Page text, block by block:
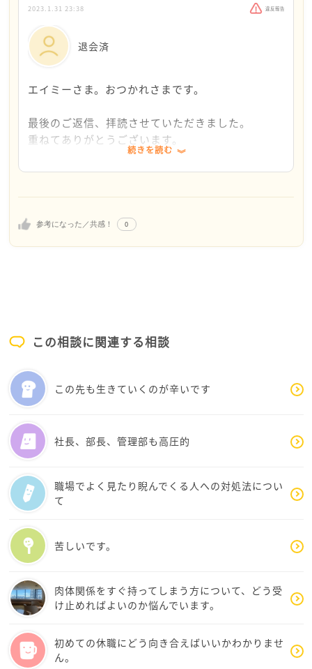
参考になった／共感！ 0
ご家族は、たいへんながらも、そのたいへんさを皆
で分かつことを受け容れ、かつ、一番大切なそして
大好きなお母さんの力になれることが、大きなひと
つの歓びでもあるような気がしてなりません。
それは、『援助を与える者が、最も援助を受ける』
という意味合いだそうです。
持ち、両方せめぎ合っているかもしれません。
ょうか。
んが元気になってくれた！
（お子さんの満面の笑顔を勝手に想像しておりま
す）
また、こちらの素人考えに過ぎないものを、エイミ
ーさんが受け留めてくださる素直さ・謙虚さをお持
ちでおられることにも、胸を打たれる思いでした。
お言葉をそのままお返しするようで恐縮ですが、こ
ちらこそ、セラピーに匹敵するご返答をいただいた
気持ちでおります。
いろいろ学ばせていただき、本当にどうもありがと
うございました
く伝えました。
仕事の負荷を下げる動きはしながらも、それがすぐ
には叶わない今現在は、まず家族への感謝を伝え続
けたいと思います。前向きな言葉を発することで、
また、頂戴した「中庸」という言葉を頭の片隅にお
日までよりは少し良い塩梅で過ごせたような気がし
ます。
自分がヘルパーになって還元できるよう、健康と中
庸を目指していきます。
これからもLichtさまのご健康と、益々のご活躍を
お祈りしております。
2023.1.31 23:38 違反報告
退会済
エイミーさま。おつかれさまです。
最後のご返信、拝読させていただきました。
重ねてありがとうございます。
お母さんがお仕事に、家事に打ち込む姿。感謝する
目に浮かぶようで、まぶしいです。
にさせてくれるものでした。
光が差しこむようなご返信を賜り、感謝の思いでい
っぱいです。
エイミーさま、ご家族さまに心からエールを送らせ
ていただきます！
これからも、どうか、おこころ、お身体を大切にお
過ごしくださいますように。
続きを読む
この相談に関連する相談
この先も生きていくのが辛いです
社長、部長、管理部も高圧的
職場でよく見たり睨んでくる人への対処法につい
て
苦しいです。
肉体関係をすぐ持ってしまう方について、どう受
け止めればよいのか悩んでいます。
初めての休職にどう向き合えばいいかわかりませ
ん。